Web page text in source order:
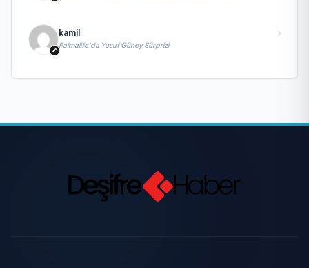
kamil
Palmalife’da Yusuf Güney Sürprizi